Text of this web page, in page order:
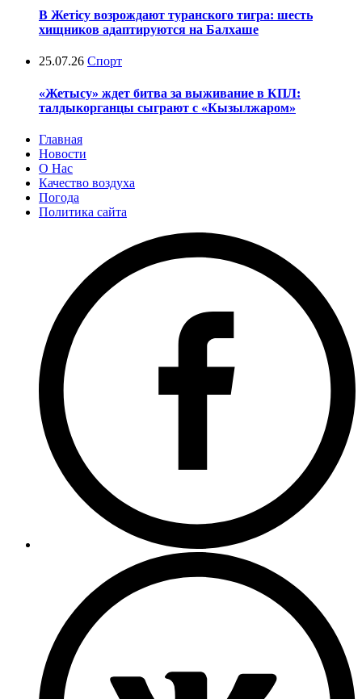
В Жетісу возрождают туранского тигра: шесть
хищников адаптируются на Балхаше
25.07.26 Спорт
«Жетысу» ждет битва за выживание в КПЛ:
талдыкорганцы сыграют с «Кызылжаром»
Главная
Новости
О Нас
Качество воздуха
Погода
Политика сайта